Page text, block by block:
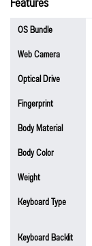
OS Bundle
Web Camera
Optical Drive
Fingerprint
Body Material
Body Color
Weight
Keyboard Type
Keyboard Backlit